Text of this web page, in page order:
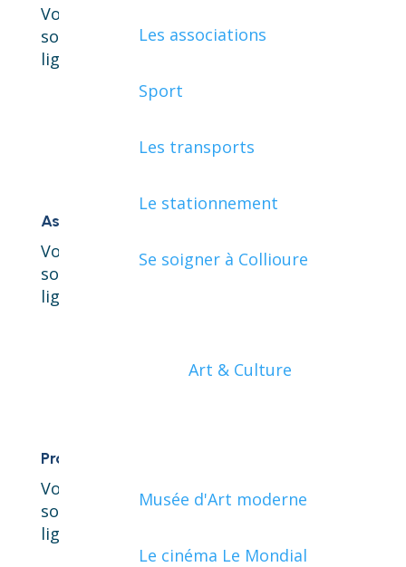
Les associations
Sport
Les transports
Le stationnement
Se soigner à Collioure
Art & Culture
Musée d'Art moderne
Le cinéma Le Mondial
Vous êtes un particuliers et vous
souhaitez accéder à vos démarches en
ligne, cliquez ici !
Associations
Vous êtes une association et vous
souhaitez accéder à vos démarches en
ligne, cliquez ici !
Professionnels
Vous êtes un professionnel et vous
souhaitez accéder à vos démarches en
ligne, cliquez ici !